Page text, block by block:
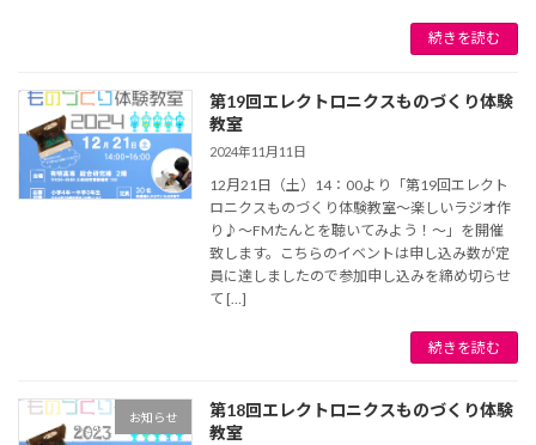
続きを読む
第19回エレクトロニクスものづくり体験
教室
2024年11月11日
12月21日（土）14：00より「第19回エレクト
ロニクスものづくり体験教室～楽しいラジオ作
り♪～FMたんとを聴いてみよう！～」を開催
致します。こちらのイベントは申し込み数が定
員に達しましたので参加申し込みを締め切らせ
て […]
続きを読む
お知らせ
第18回エレクトロニクスものづくり体験
教室